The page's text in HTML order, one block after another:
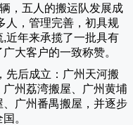
，五人的搬运队发展成
人，管理完善，初具规
近年来承揽了一批具有
大客户的一致称赞。
先后成立：广州天河搬
州荔湾搬屋、广州黄埔
广州番禺搬屋，并逐步
。